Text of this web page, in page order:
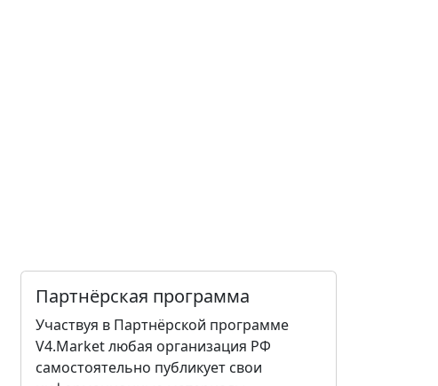
Партнёрская программа
Участвуя в Партнёрской программе
V4.Market любая организация РФ
самостоятельно публикует свои